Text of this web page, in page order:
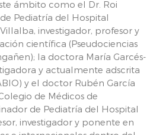
ámbito como el Dr. Roi
Pediatría del Hospital
investigador, profesor y
científica (Pseudociencias
la doctora María Garcés-
y actualmente adscrita
y el doctor Rubén García
de Médicos de
de Pediatría del Hospital
investigador y ponente en